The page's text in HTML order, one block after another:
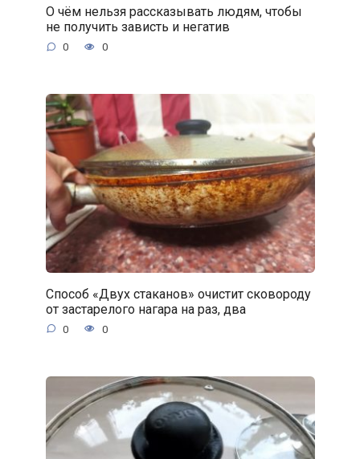
О чём нельзя рассказывать людям, чтобы
не получить зависть и негатив
0 0
Способ «Двух стаканов» очистит сковороду
от застарелого нагара на раз, два
0 0